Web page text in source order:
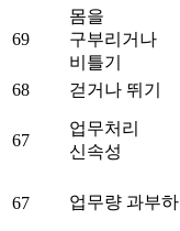
69
몸을
구부리거나
비틀기
68 걷거나 뛰기
67
업무처리
신속성
67 업무량 과부하